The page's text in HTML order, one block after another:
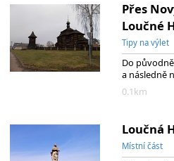
Přes
Loučné
Tipy na výlet
Do
a následně
0.1km
Loučná
Místní část